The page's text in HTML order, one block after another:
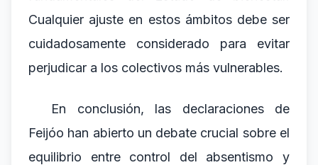
Cualquier ajuste en estos ámbitos debe ser
cuidadosamente considerado para evitar
perjudicar a los colectivos más vulnerables.
En conclusión, las declaraciones de
Feijóo han abierto un debate crucial sobre el
equilibrio entre control del absentismo y